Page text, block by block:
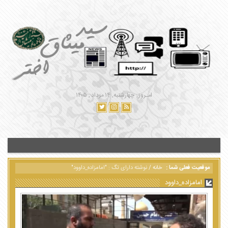
امـروز : چهارشنبه, ۱۴ مرداد , ۱۴۰۵
موقعیت فعلی شما : خانه/نوشته دارای تگ : "امامزاده_داوود"
امامزاده_داوود